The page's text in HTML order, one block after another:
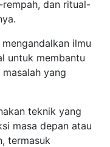
dan ritual-
ilmu
untuk membantu
yang
teknik yang
masa depan atau
termasuk